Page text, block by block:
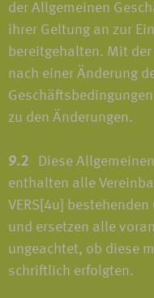
der Allgemeinen
ihrer Geltung an zur
bereitgehalten. Mit
nach einer Änderung
zu den Änderungen.
9.2 Diese
enthalten alle
VERS[4u]
und ersetzen alle
ungeachtet, ob diese
schriftlich erfolgten.